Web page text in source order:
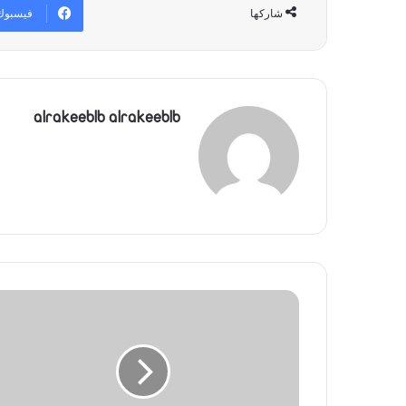
شاركها
alrakeeblb alrakeeblb